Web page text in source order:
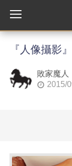
『人像攝影
敗家魔人
2015/